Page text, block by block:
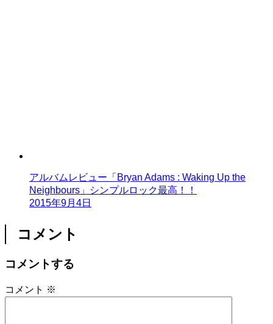
アルバムレビュー「Bryan Adams : Waking Up the
Neighbours」シンプルロック最高！！
2015年9月4日
コメント
コメントする
コメント ※